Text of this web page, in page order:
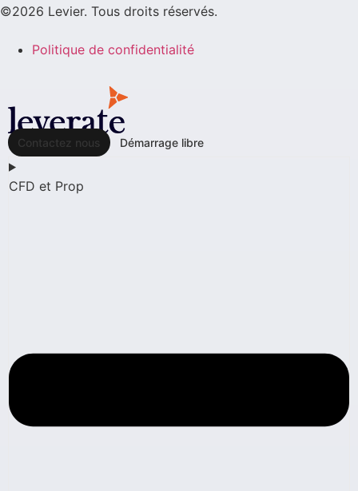
©2026 Levier. Tous droits réservés.
Politique de confidentialité
Contactez nous Démarrage libre
CFD et Prop